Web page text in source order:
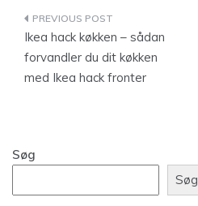
Indlægsnavigation
Ikea hack køkken – sådan
forvandler du dit køkken
med Ikea hack fronter
Søg
Søg